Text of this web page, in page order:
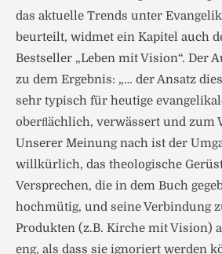
das aktuelle Trends unter
beurteilt, widmet ein Kapitel auch
Bestseller „Leben mit Vision“. Der
zu dem Ergebnis: „… der Ansatz
sehr typisch für heutige
oberﬂächlich, verwässert und zum
Unserer Meinung nach ist der
willkürlich, das theologische
Versprechen, die in dem Buch
hochmütig, und seine Verbindung
Produkten (z.B. Kirche mit Vision)
eng, als dass sie ignoriert werden